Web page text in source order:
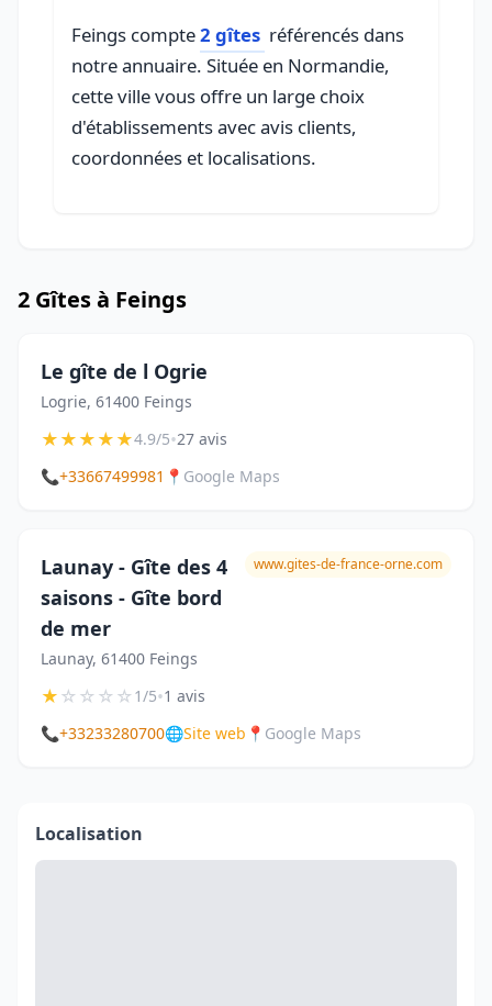
Feings compte2 gîtes référencés dans
notre annuaire. Située en Normandie,
cette ville vous offre un large choix
d'établissements avec avis clients,
coordonnées et localisations.
2 Gîtes à Feings
Le gîte de l Ogrie
Logrie, 61400 Feings
★★★★★4.9/5•27 avis
📞+33667499981 📍 Google Maps
Launay - Gîte des 4
saisons - Gîte bord
de mer
Launay, 61400 Feings
www.gites-de-france-orne.com
★☆☆☆☆1/5•1 avis
📞+33233280700🌐Site web 📍 Google Maps
Localisation